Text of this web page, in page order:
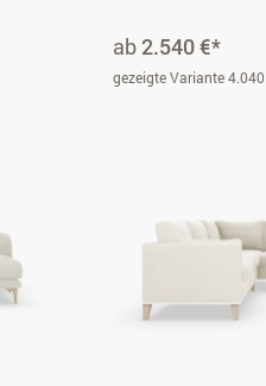
ab2.540 €*
gezeigte Variante